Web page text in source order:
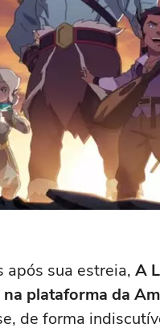
após sua estreia, A
plataforma da
de forma